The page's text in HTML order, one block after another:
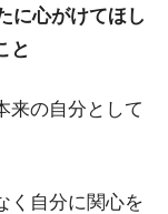
に心がけてほし
と
来の自分として
く自分に関心を